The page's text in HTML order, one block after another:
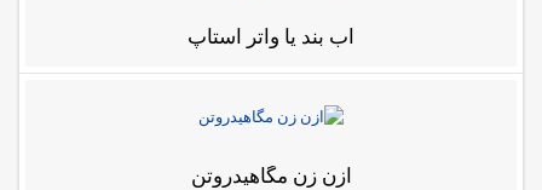
آب بند یا واتر استاپ
ازن زن مگاهیدروتن